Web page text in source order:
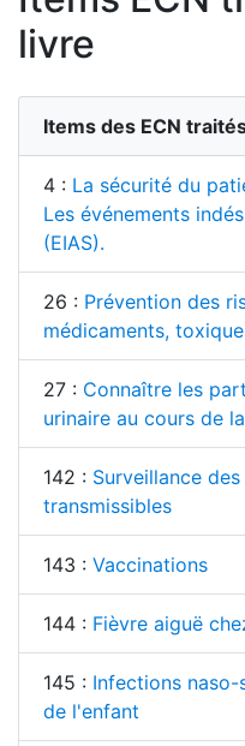
livre
Items des ECN
4 : La sécurité du
Les événements
(EIAS).
26 : Prévention des
médicaments,
27 : Connaître les
urinaire au cours de
142 : Surveillance
transmissibles
143 : Vaccinations
144 : Fièvre aiguë
145 : Infections naso-
de l'enfant